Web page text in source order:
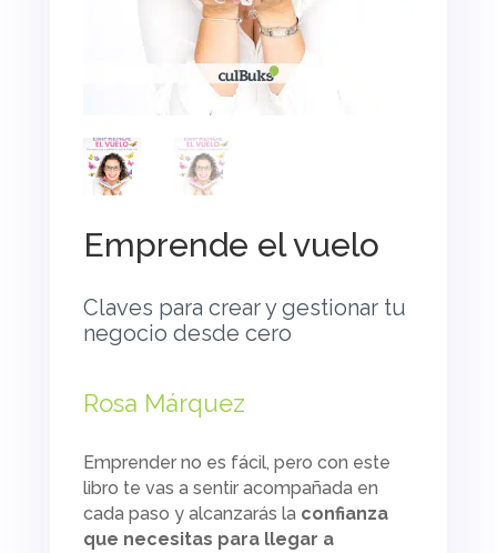
Emprende el vuelo
Claves para crear y gestionar tu
negocio desde cero
Rosa Márquez
Emprender no es fácil, pero con este
libro te vas a sentir acompañada en
cada paso y alcanzarás la confianza
que necesitas para llegar a